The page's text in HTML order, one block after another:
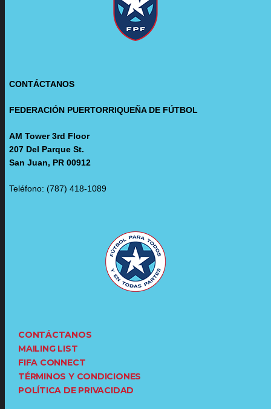
CONTÁCTANOS
FEDERACIÓN PUERTORRIQUEÑA DE FÚTBOL
AM Tower 3rd Floor
207 Del Parque St.
San Juan, PR 00912
Teléfono: (787) 418-1089
CONTÁCTANOS
MAILING LIST
FIFA CONNECT
TÉRMINOS Y CONDICIONES
POLÍTICA DE PRIVACIDAD